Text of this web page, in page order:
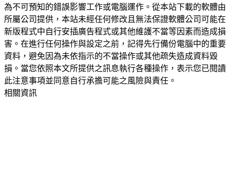
為不可預知的錯誤影響工作或電腦運作。從本站下載的軟體由
所屬公司提供，本站未經任何修改且無法保證軟體公司可能在
新版程式中自行安插廣告程式或其他維護不當等因素而造成損
害。在進行任何操作與設定之前，記得先行備份電腦中的重要
資料，避免因為未依指示的不當操作或其他疏失造成資料毀
損。當您依照本文所提供之訊息執行各種操作，表示您已閱讀
此注意事項並同意自行承擔可能之風險與責任。
相關資訊